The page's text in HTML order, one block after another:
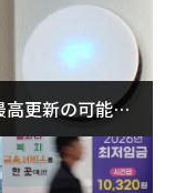
更新の可能性